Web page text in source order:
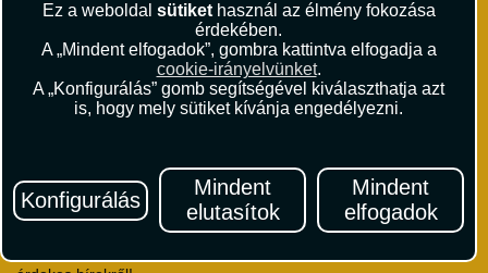
Ez a weboldal sütikethasznál az élmény fokozása
érdekében.
A „Mindent elfogadok”, gombra kattintva elfogadja a
cookie-irányelvünket.
A „Konfigurálás” gomb segítségével kiválaszthatja azt
is, hogy mely sütiket kívánja engedélyezni.
Konfigurálás
Mindent
elutasítok
Mindent
elfogadok
Utazási Csomag Szerződési Feltételek
Útlemondás-biztosítás Szerződési Feltételek
Utasbiztosítás Szerződési Feltételek
Repülőjegy Szerződési Feltételek
Adatvédelem
Hírlevél
Iratkozzon fel Magyarország egyik legszínesebb utazási